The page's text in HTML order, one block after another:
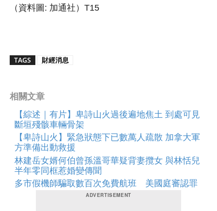
（資料圖: 加通社）T15
TAGS 財經消息
相關文章
【綜述｜有片】卑詩山火過後遍地焦土 到處可見
斷垣殘骸車輛骨架
【卑詩山火】緊急狀態下已數萬人疏散 加拿大軍
方準備出動救援
林建岳女婿何伯曾孫溫哥華疑背妻攬女 與林恬兒
半年零同框惹婚變傳聞
多市假機師騙取數百次免費航班 美國庭審認罪